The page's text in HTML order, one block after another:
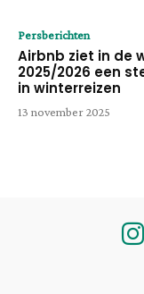
Persberichten
Airbnb ziet in de
2025/2026 een
in winterreizen
13 november 2025